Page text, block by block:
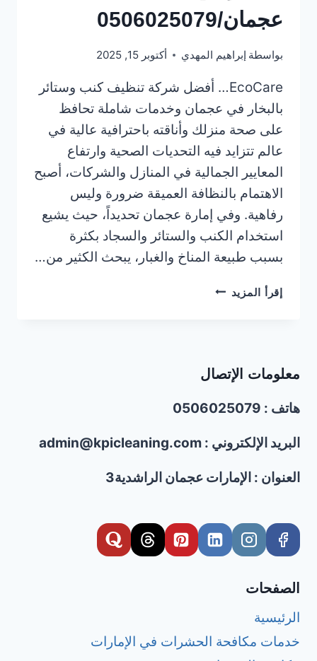
عجمان/0506025079
بواسطة إبراهيم المهدي أكتوبر 15, 2025
EcoCare… أفضل شركة تنظيف كنب وستائر
بالبخار في عجمان وخدمات شاملة تحافظ
على صحة منزلك وأناقته باحترافية عالية في
عالم تتزايد فيه التحديات الصحية وارتفاع
المعايير الجمالية في المنازل والشركات، أصبح
الاهتمام بالنظافة العميقة ضرورة وليس
رفاهية. وفي إمارة عجمان تحديداً، حيث يشيع
استخدام الكنب والستائر والسجاد بكثرة
بسبب طبيعة المناخ والغبار، يبحث الكثير من…
إقرأ المزيد شركة
في
معلومات الإتصال
هاتف : 0506025079
البريد الإلكتروني : admin@kpicleaning.com
العنوان : الإمارات عجمان الراشدية3
الصفحات
الرئيسية
خدمات مكافحة الحشرات في الإمارات